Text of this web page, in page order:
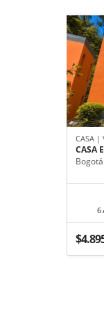
CASA |
CASA
6